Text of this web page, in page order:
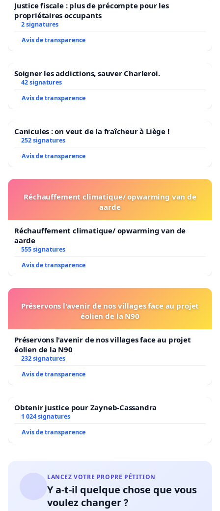
Justice fiscale : plus de précompte pour les
propriétaires occupants
2 signatures
Avis de transparence
Soigner les addictions, sauver Charleroi.
42 signatures
Avis de transparence
Canicules : on veut de la fraîcheur à Liège !
252 signatures
Avis de transparence
Réchauffement climatique/ opwarming van de
aarde
Réchauffement climatique/ opwarming van de
aarde
555 signatures
Avis de transparence
Préservons l'avenir de nos villages face au projet
éolien de la N90
Préservons l'avenir de nos villages face au projet
éolien de la N90
232 signatures
Avis de transparence
Obtenir justice pour Zayneb-Cassandra
1 024 signatures
Avis de transparence
LANCEZ VOTRE PROPRE PÉTITION
Y a-t-il quelque chose que vous
voulez changer ?